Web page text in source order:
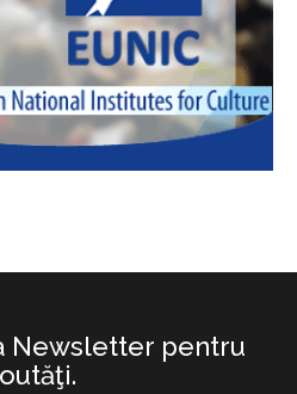
Newsletter pentru